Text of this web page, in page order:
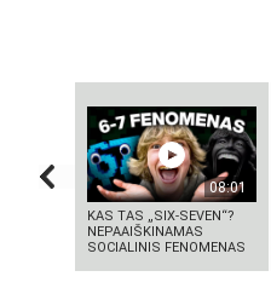
08:01
KAS TAS „SIX-SEVEN“?
NEPAAIŠKINAMAS
SOCIALINIS FENOMENAS